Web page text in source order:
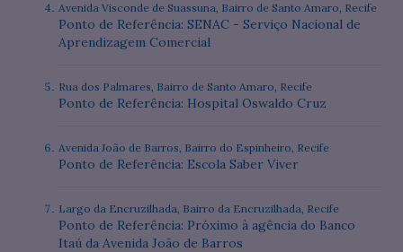
Avenida Visconde de Suassuna, Bairro de Santo Amaro, Recife
Ponto de Referência: SENAC - Serviço Nacional de
Aprendizagem Comercial
Rua dos Palmares, Bairro de Santo Amaro, Recife
Ponto de Referência: Hospital Oswaldo Cruz
Avenida João de Barros, Bairro do Espinheiro, Recife
Ponto de Referência: Escola Saber Viver
Largo da Encruzilhada, Bairro da Encruzilhada, Recife
Ponto de Referência: Próximo à agência do Banco
Itaú da Avenida João de Barros